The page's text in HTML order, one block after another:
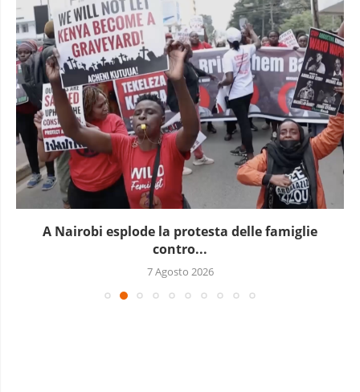
In Guinea è in corso un nuovo blocco...
7 Agosto 2026